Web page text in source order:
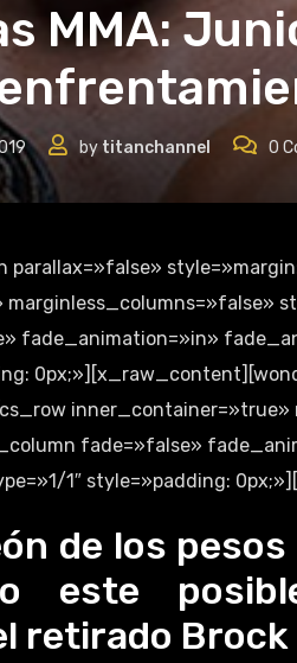
MMA:
by titanchannel 0
fade_animation=»in»
inner_container=»true»
fade=»false»
1″ style=»padding:
de los
este
retirado